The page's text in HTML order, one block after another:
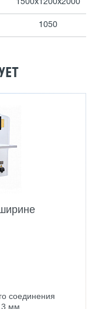
1500х1200х2000
1050
соединения
мм.